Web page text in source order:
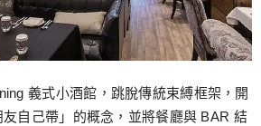
義式小酒館，跳脫傳統束縛框架，開
自己帶」的概念，並將餐廳與 BAR 結